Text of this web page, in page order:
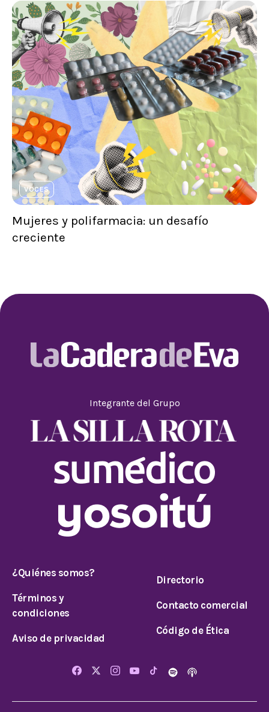
VOCES
Mujeres y polifarmacia: un desafío
creciente
Integrante del Grupo
¿Quiénes somos?
Términos y
condiciones
Aviso de privacidad
Directorio
Contacto comercial
Código de Ética